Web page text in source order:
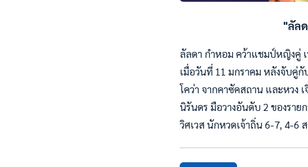
"ลัล
ลัลดา กำหอม คว้าแชมป์หญิงคู่ เ
เมื่อวันที่ 11 มกราคม หลังจับคู่
โคว่า จากคาซัคสถาน และหวง
นิรันดร มือวางอันดับ 2 ของราย
วิศเวส นักหวดเจ้าถิ่น 6-7, 4-6